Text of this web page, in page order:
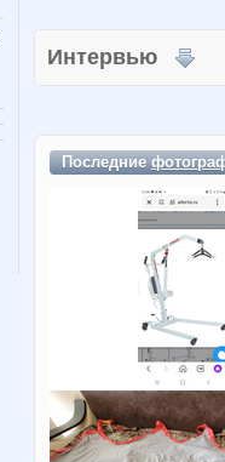
Интервью
Последние